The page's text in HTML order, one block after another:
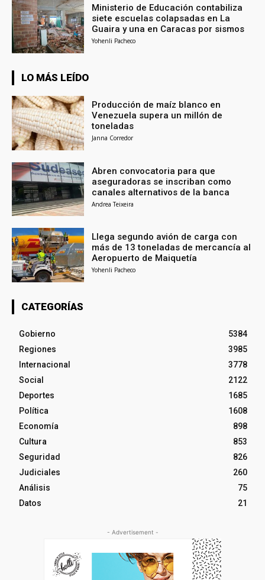
Ministerio de Educación contabiliza
siete escuelas colapsadas en La
Guaira y una en Caracas por sismos
Yohenli Pacheco
LO MÁS LEÍDO
Producción de maíz blanco en
Venezuela supera un millón de
toneladas
Janna Corredor
Abren convocatoria para que
aseguradoras se inscriban como
canales alternativos de la banca
Andrea Teixeira
Llega segundo avión de carga con
más de 13 toneladas de mercancía al
Aeropuerto de Maiquetía
Yohenli Pacheco
CATEGORÍAS
Gobierno
5384
Regiones
3985
Internacional
3778
Social
2122
Deportes
1685
Política
1608
Economía
898
Cultura
853
Seguridad
826
Judiciales
260
Análisis
75
Datos
21
- Advertisement -